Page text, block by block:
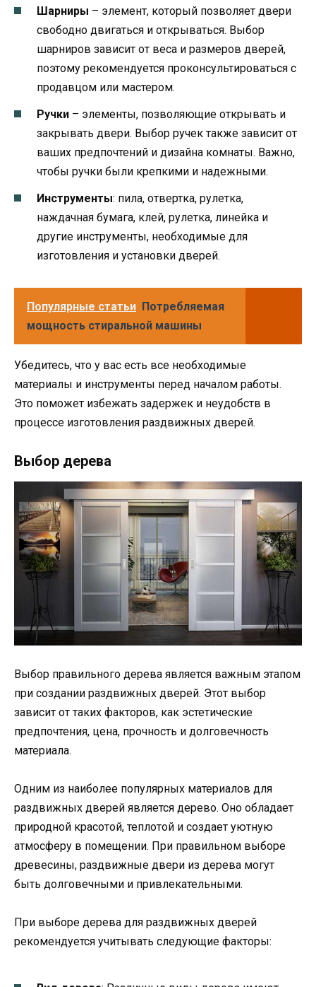
Шарниры – элемент, который позволяет двери
свободно двигаться и открываться. Выбор
шарниров зависит от веса и размеров дверей,
поэтому рекомендуется проконсультироваться с
продавцом или мастером.
Ручки – элементы, позволяющие открывать и
закрывать двери. Выбор ручек также зависит от
ваших предпочтений и дизайна комнаты. Важно,
чтобы ручки были крепкими и надежными.
Инструменты: пила, отвертка, рулетка,
наждачная бумага, клей, рулетка, линейка и
другие инструменты, необходимые для
изготовления и установки дверей.
Популярные статьи Потребляемая
мощность стиральной машины
Убедитесь, что у вас есть все необходимые
материалы и инструменты перед началом работы.
Это поможет избежать задержек и неудобств в
процессе изготовления раздвижных дверей.
Выбор дерева
Выбор правильного дерева является важным этапом
при создании раздвижных дверей. Этот выбор
зависит от таких факторов, как эстетические
предпочтения, цена, прочность и долговечность
материала.
Одним из наиболее популярных материалов для
раздвижных дверей является дерево. Оно обладает
природной красотой, теплотой и создает уютную
атмосферу в помещении. При правильном выборе
древесины, раздвижные двери из дерева могут
быть долговечными и привлекательными.
При выборе дерева для раздвижных дверей
рекомендуется учитывать следующие факторы: